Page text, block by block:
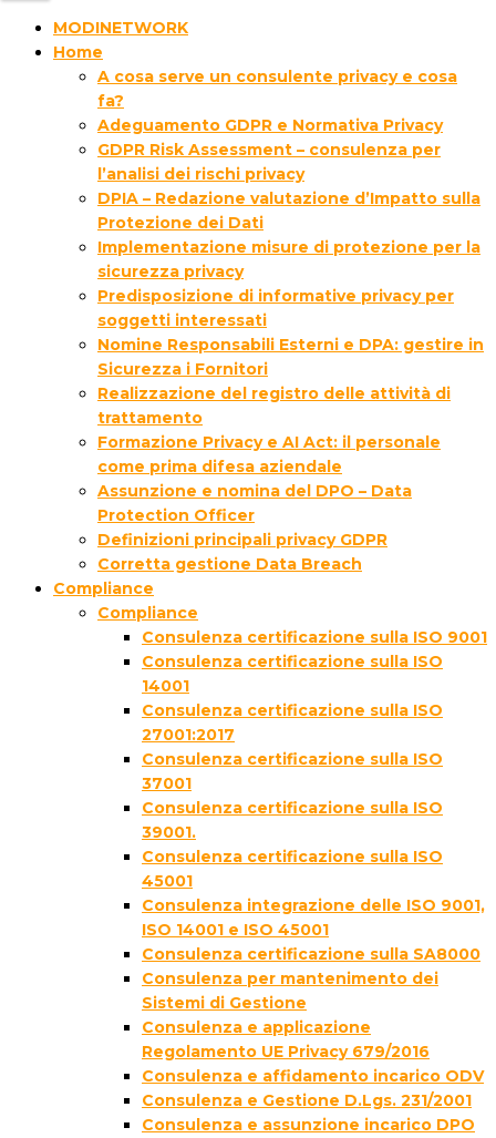
MODINETWORK
Home
A cosa serve un consulente privacy e cosa
fa?
Adeguamento GDPR e Normativa Privacy
GDPR Risk Assessment – consulenza per
l’analisi dei rischi privacy
DPIA – Redazione valutazione d’Impatto sulla
Protezione dei Dati
Implementazione misure di protezione per la
sicurezza privacy
Predisposizione di informative privacy per
soggetti interessati
Nomine Responsabili Esterni e DPA: gestire in
Sicurezza i Fornitori
Realizzazione del registro delle attività di
trattamento
Formazione Privacy e AI Act: il personale
come prima difesa aziendale
Assunzione e nomina del DPO – Data
Protection Officer
Definizioni principali privacy GDPR
Corretta gestione Data Breach
Compliance
Compliance
Consulenza certificazione sulla ISO 9001
Consulenza certificazione sulla ISO
14001
Consulenza certificazione sulla ISO
27001:2017
Consulenza certificazione sulla ISO
37001
Consulenza certificazione sulla ISO
39001.
Consulenza certificazione sulla ISO
45001
Consulenza integrazione delle ISO 9001,
ISO 14001 e ISO 45001
Consulenza certificazione sulla SA8000
Consulenza per mantenimento dei
Sistemi di Gestione
Consulenza e applicazione
Regolamento UE Privacy 679/2016
Consulenza e affidamento incarico ODV
Consulenza e Gestione D.Lgs. 231/2001
Consulenza e assunzione incarico DPO